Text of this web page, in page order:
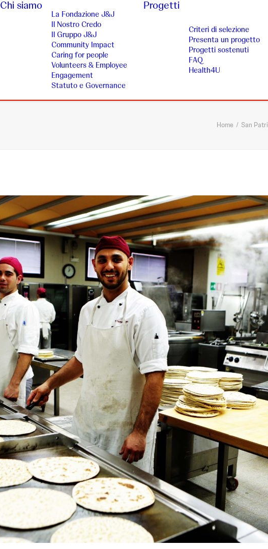
Chi siamo
La Fondazione J&J
Il Nostro Credo
Il Gruppo J&J
Community Impact
Caring for people
Volunteers & Employee
Engagement
Statuto e Governance
Progetti
Criteri di selezione
Presenta un progetto
Progetti sostenuti
FAQ
Health4U
Home San